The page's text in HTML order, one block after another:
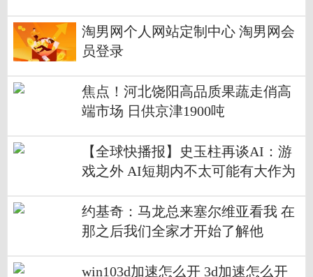
淘男网个人网站定制中心 淘男网会
员登录
焦点！河北饶阳高品质果蔬走俏高
端市场 日供京津1900吨
【全球快播报】史玉柱再谈AI：游
戏之外 AI短期内不太可能有大作为
约基奇：马龙总来塞尔维亚看我 在
那之后我们全家才开始了解他
win103d加速怎么开 3d加速怎么开